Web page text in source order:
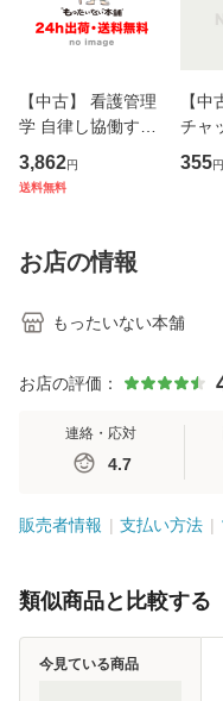
【中古】 看護管理
学 自律し協働する
専門職の看護マネ
ジメントスキル 改
恵 藤本幸三 / 南江
堂 [単行
3,862円
送料無料
【
チャ
キュ
[CD]
355円
お店の情報
もったいない本舗
お店の評価：
連絡・応対
4.7
販売者情報 支払い方法
類似商品と比較する
今見ている商品